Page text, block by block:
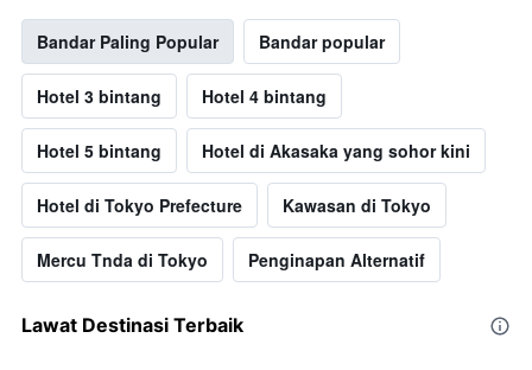
Bandar Paling Popular Bandar popular
Hotel 3 bintang Hotel 4 bintang
Hotel 5 bintang Hotel di Akasaka yang sohor kini
Hotel di Tokyo Prefecture Kawasan di Tokyo
Mercu Tnda di Tokyo Penginapan Alternatif
Lawat Destinasi Terbaik